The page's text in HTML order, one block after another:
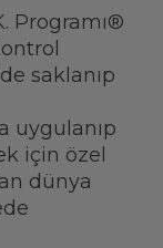
Programı®
saklanıp
uygulanıp
için özel
dünya